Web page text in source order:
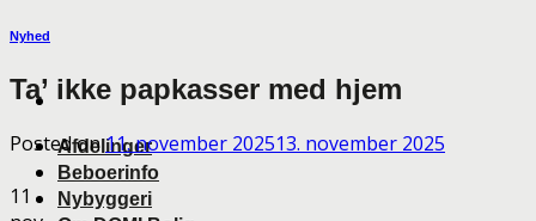
Afdelinger
Beboerinfo
Nybyggeri
Nyhed
Ta’ ikke papkasser med hjem
Posted on11. november 202513. november 2025
11